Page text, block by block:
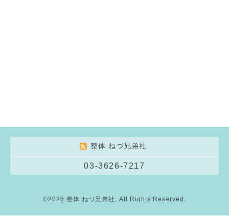
整体 ねづ兄弟社
03-3626-7217
©2026 整体 ねづ兄弟社 . All Rights Reserved.